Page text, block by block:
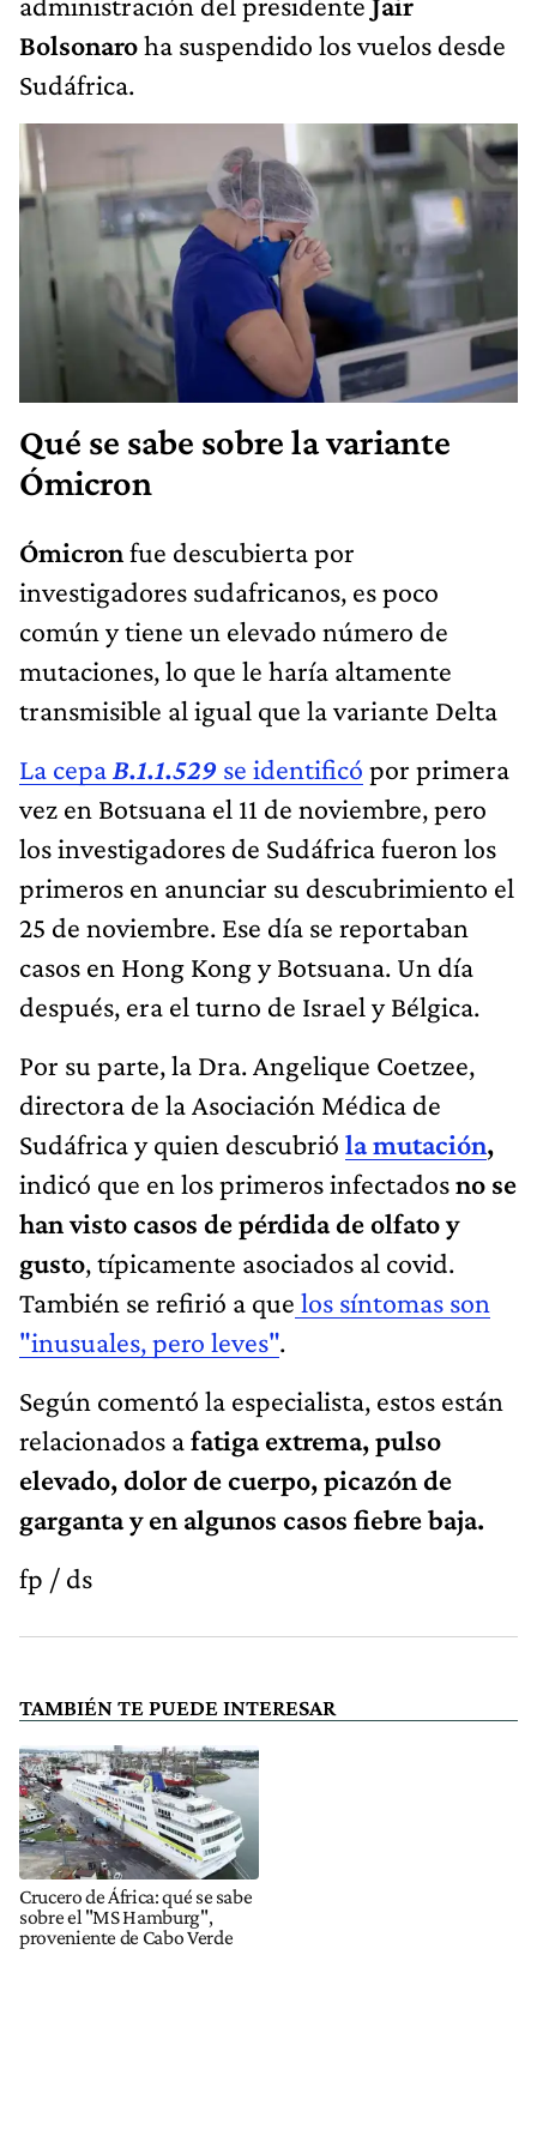
Bolsonaroha suspendido los vuelos desde
Sudáfrica.
Qué se sabe sobre la variante
Ómicron
Ómicronfue descubierta por
investigadores sudafricanos, es poco
común y tiene un elevado número de
mutaciones, lo que le haría altamente
transmisible al igual que la variante Delta
La cepaB.1.1.529 se identificó por primera
vez en Botsuana el 11 de noviembre, pero
los investigadores de Sudáfrica fueron los
primeros en anunciar su descubrimiento el
25 de noviembre. Ese día se reportaban
casos en Hong Kong y Botsuana. Un día
después, era el turno de Israel y Bélgica.
Por su parte, la Dra. Angelique Coetzee,
directora de la Asociación Médica de
Sudáfrica y quien descubrió la mutación,
indicó que en los primeros infectadosno se
han visto casos de pérdida de olfato y
gusto, típicamente asociados al covid.
También se refirió a que los síntomas son
"inusuales, pero leves".
Según comentó la especialista, estos están
relacionados afatiga extrema, pulso
elevado, dolor de cuerpo, picazón de
garganta y en algunos casos fiebre baja.
fp / ds
TAMBIÉN TE PUEDE INTERESAR
Crucero de África: qué se sabe
sobre el "MS Hamburg",
proveniente de Cabo Verde